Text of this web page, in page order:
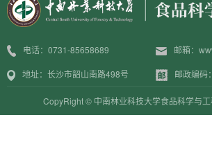
电话：0731-85658689 邮箱：
地址：长沙市韶山南路498号 邮政编码
CopyRight © 中南林业科技大学食品科学与